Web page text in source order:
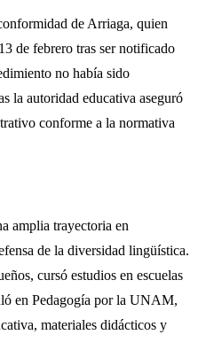
de Arriaga, quien
de febrero tras ser notificado
no había sido
la autoridad educativa aseguró
conforme a la normativa
amplia trayectoria en
de la diversidad lingüística.
cursó estudios en escuelas
en Pedagogía por la UNAM,
materiales didácticos y